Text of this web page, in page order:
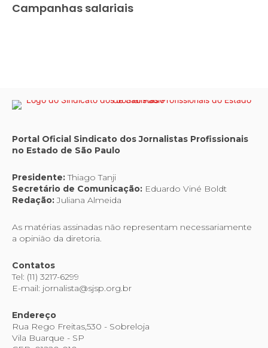
Campanhas salariais
Portal Oficial Sindicato dos Jornalistas Profissionais
no Estado de São Paulo
Presidente:Thiago Tanji
Secretário de Comunicação: Eduardo Viné Boldt
Redação:Juliana Almeida
As matérias assinadas não representam necessariamente
a opinião da diretoria.
Contatos
Tel: (11) 3217-6299
E-mail: jornalista@sjsp.org.br
Endereço
Rua Rego Freitas,530 - Sobreloja
Vila Buarque - SP